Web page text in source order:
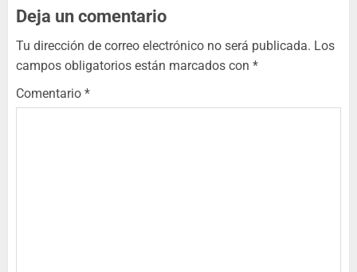
Deja un comentario
Tu dirección de correo electrónico no será publicada. Los
campos obligatorios están marcados con *
Comentario *